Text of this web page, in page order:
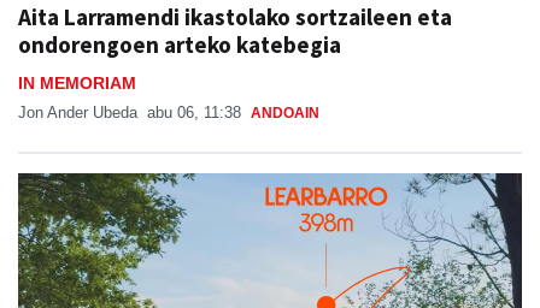
Aita Larramendi ikastolako sortzaileen eta
ondorengoen arteko katebegia
IN MEMORIAM
Jon Ander Ubeda abu 06, 11:38 ANDOAIN